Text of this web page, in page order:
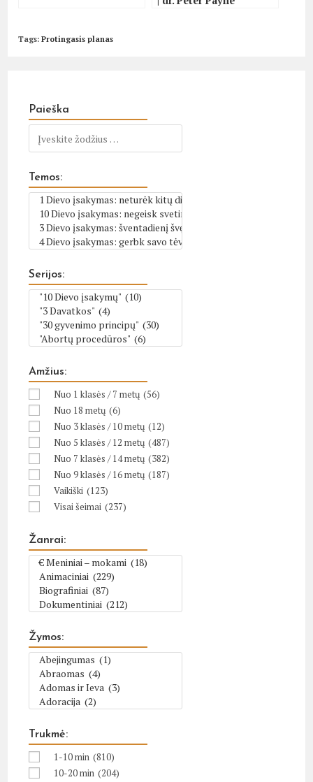
Tags:Protingasis planas
Paieška
Temos:
Serijos:
Amžius:
Nuo 1 klasės / 7 metų (56)
Nuo 18 metų (6)
Nuo 3 klasės / 10 metų (12)
Nuo 5 klasės / 12 metų (487)
Nuo 7 klasės / 14 metų (382)
Nuo 9 klasės / 16 metų (187)
Vaikiški (123)
Visai šeimai (237)
Žanrai:
Žymos:
Trukmė:
1-10 min (810)
10-20 min (204)